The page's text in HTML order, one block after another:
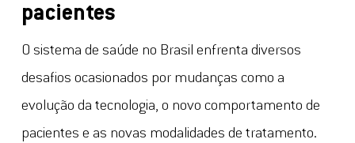
pacientes
O sistema de saúde no Brasil enfrenta diversos
desafios ocasionados por mudanças como a
evolução da tecnologia, o novo comportamento de
pacientes e as novas modalidades de tratamento.